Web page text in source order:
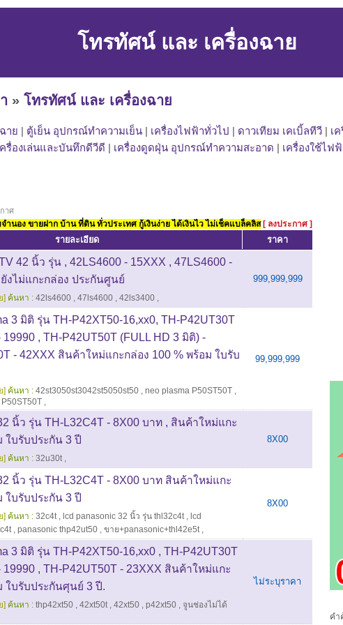
โทรทัศน์ และ เครื่องฉาย
» โทรทัศน์ และ เครื่องฉาย
าย | ตู้เย็น อุปกรณ์ทำความเย็น | เครื่องไฟฟ้าทั่วไป | ดาวเทียม เคเบิ้ลทีวี | เ
ครื่องเล่นและบันทึกดีวีดี | เครื่องดูดฝุ่น อุปกรณ์ทำความสะอาด | เครื่องใช้ไฟ
าศ
ำนอง ขายฝาก บ้าน ที่ดิน ทั่วประเทศ กู้เงินง่าย ได้เงินไว ไม่เช็คแบล็คลิส [ ลงประกาศ ]
รายละเอียด ราคา
42 นิ้ว รุ่น , 42LS4600 - 15XXX , 47LS4600 -
งไม่แกะกล่อง ประกันศูนย์
] ค้นหา : 42ls4600 , 47ls4600 , 42ls3400 ,
999,999,999
3 มิติ รุ่น TH-P42XT50-16,xx0, TH-P42UT30T
19990 , TH-P42UT50T (FULL HD 3 มิติ) -
- 42XXX สินค้าใหม่แกะกล่อง 100 % พร้อม ใบรับ
] ค้นหา : 42st3050st3042st5050st50 , neo plasma P50ST50T ,
P50ST50T ,
99,999,999
นิ้ว รุ่น TH-L32C4T - 8X00 บาท , สินค้าใหม่แกะ
ใบรับประกัน 3 ปี
] ค้นหา : 32u30t,
8X00
นิ้ว รุ่น TH-L32C4T - 8X00 บาท สินค้าใหม่แกะ
ใบรับประกัน 3 ปี
] ค้นหา : 32c4t, lcd panasonic 32 นิ้ว รุ่น thl32c4t, lcd
, panasonic thp42ut50 , ขาย+panasonic+thl42e5t,
8X00
3 มิติ รุ่น TH-P42XT50-16,xx0 , TH-P42UT30T
19990 , TH-P42UT50T - 23XXX สินค้าใหม่แกะ
ใบรับประกันศุนย์ 3 ปี.
] ค้นหา : thp42xt50 , 42xt50t, 42xt50 , p42xt50 , จูนช่องไม่ได้
ไม่ระบุราคา
คำ